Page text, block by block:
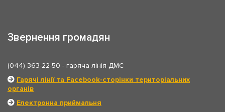
Звернення громадян
(044) 363-22-50 - гаряча лінія ДМС
Гарячі лінії та Facebook-сторінки територіальних
органів
Електронна приймальня